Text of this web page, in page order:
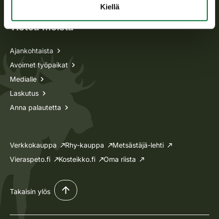
Kiellä
Tietoa meistä
Ajankohtaista
Avoimet työpaikat
Medialle
Laskutus
Anna palautetta
Verkkokauppa Rhy-kauppa
Metsästäjä-lehti
Vieraspeto.fi
Kosteikko.fi Oma riista
Takaisin ylös